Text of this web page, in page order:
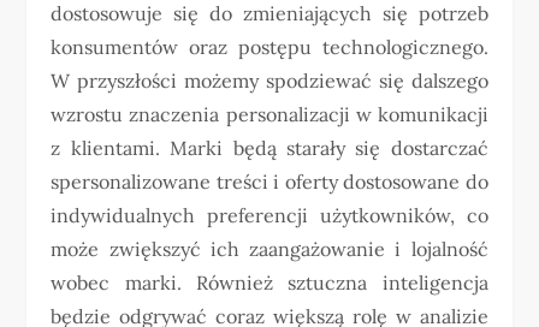
dostosowuje się do zmieniających się potrzeb
konsumentów oraz postępu technologicznego.
W przyszłości możemy spodziewać się dalszego
wzrostu znaczenia personalizacji w komunikacji
z klientami. Marki będą starały się dostarczać
spersonalizowane treści i oferty dostosowane do
indywidualnych preferencji użytkowników, co
może zwiększyć ich zaangażowanie i lojalność
wobec marki. Również sztuczna inteligencja
będzie odgrywać coraz większą rolę w analizie